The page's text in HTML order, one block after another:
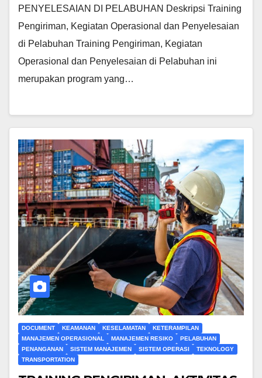
PENYELESAIAN DI PELABUHAN Deskripsi Training
Pengiriman, Kegiatan Operasional dan Penyelesaian
di Pelabuhan Training Pengiriman, Kegiatan
Operasional dan Penyelesaian di Pelabuhan ini
merupakan program yang…
DOCUMENT KEAMANAN KESELAMATAN
KETERAMPILAN
MANAJEMEN OPERASIONAL
MANAJEMEN RESIKO
PELABUHAN
PENANGANAN
SISTEM MANAJEMEN SISTEM OPERASI
TEKNOLOGY
TRANSPORTATION